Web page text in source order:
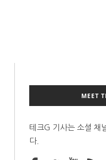
MEET
테크G 기사는 소셜 채
다.